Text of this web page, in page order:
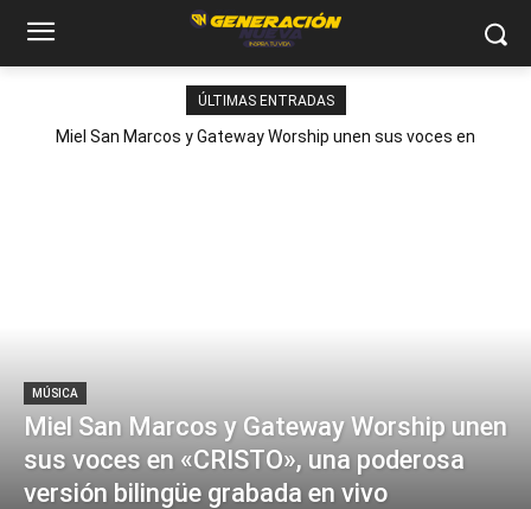
ÚLTIMAS ENTRADAS
Miel San Marcos y Gateway Worship unen sus voces en
MÚSICA
Miel San Marcos y Gateway Worship unen
sus voces en «CRISTO», una poderosa
versión bilingüe grabada en vivo